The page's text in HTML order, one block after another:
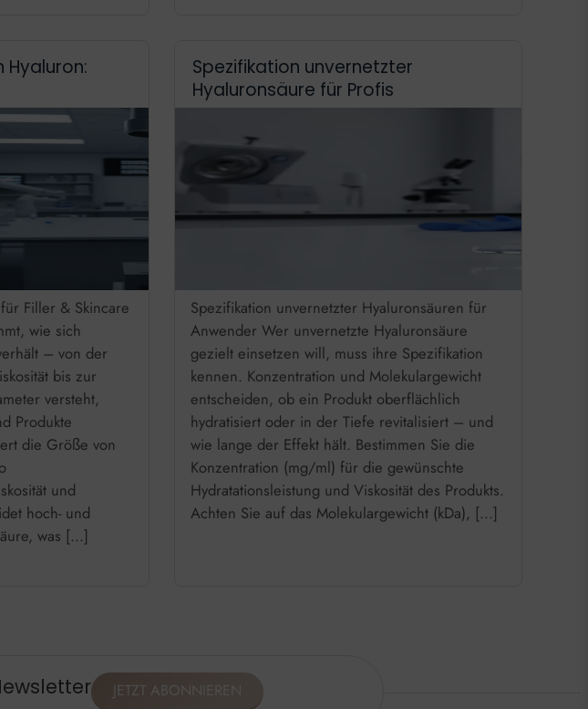
Hyaluron:
Filler & Skincare
wie sich
– von der
bis zur
versteht,
Produkte
die Größe von
und
hoch- und
was […]
Spezifikation unvernetzter
Hyaluronsäure für Profis
Spezifikation unvernetzter Hyaluronsäuren für
Anwender Wer unvernetzte Hyaluronsäure
gezielt einsetzen will, muss ihre Spezifikation
kennen. Konzentration und Molekulargewicht
entscheiden, ob ein Produkt oberflächlich
hydratisiert oder in der Tiefe revitalisiert – und
wie lange der Effekt hält. Bestimmen Sie die
Konzentration (mg/ml) für die gewünschte
Hydratationsleistung und Viskosität des Produkts.
Achten Sie auf das Molekulargewicht (kDa), […]
JETZT ABONNIEREN